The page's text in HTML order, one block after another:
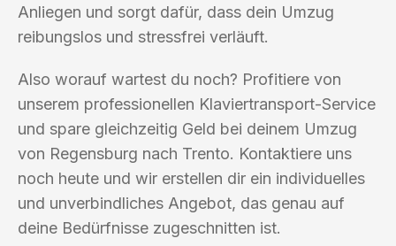
Anliegen und sorgt dafür, dass dein Umzug
reibungslos und stressfrei verläuft.
Also worauf wartest du noch? Profitiere von
unserem professionellen Klaviertransport-Service
und spare gleichzeitig Geld bei deinem Umzug
von Regensburg nach Trento. Kontaktiere uns
noch heute und wir erstellen dir ein individuelles
und unverbindliches Angebot, das genau auf
deine Bedürfnisse zugeschnitten ist.